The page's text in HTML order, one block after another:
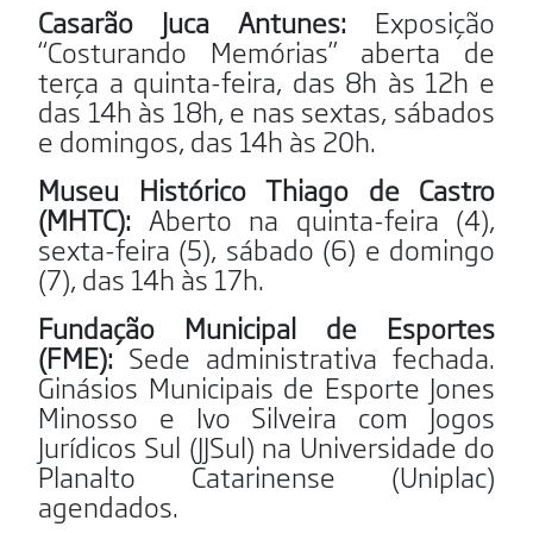
Casarão Juca Antunes: Exposição
“Costurando Memórias” aberta de
terça a quinta-feira, das 8h às 12h e
das 14h às 18h, e nas sextas, sábados
e domingos, das 14h às 20h.
Museu Histórico Thiago de Castro
(MHTC): Aberto na quinta-feira (4),
sexta-feira (5), sábado (6) e domingo
(7), das 14h às 17h.
Fundação Municipal de Esportes
(FME): Sede administrativa fechada.
Ginásios Municipais de Esporte Jones
Minosso e Ivo Silveira com Jogos
Jurídicos Sul (JJSul) na Universidade do
Planalto Catarinense (Uniplac)
agendados.